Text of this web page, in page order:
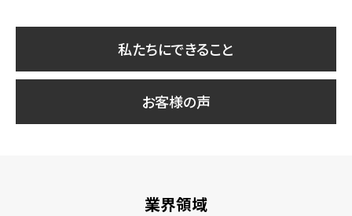
私たちにできること
お客様の声
業界領域